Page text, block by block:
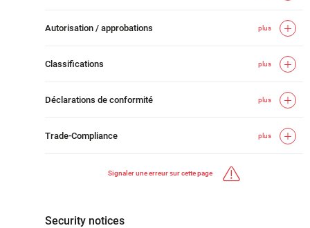
Autorisation / approbations plus
Classifications plus
Déclarations de conformité plus
Trade-Compliance plus
Signaler une erreur sur cette page
Security notices